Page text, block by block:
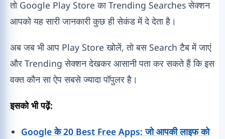
तो Google Play Store का Trending Searches सेक्शन
आपको यह सारी जानकारी कुछ ही सेकंड में दे देता है।
अब जब भी आप Play Store खोलें, तो बस Search टैब में जाएं
और Trending सेक्शन देखकर आसानी पता कर सकते हैं कि इस
वक्त कौन सा ऐप सबसे ज्यादा पॉपुलर है।
इसको भी पढ़ें:
Google के 20 Best Free Apps: जो आपकी लाइफ को